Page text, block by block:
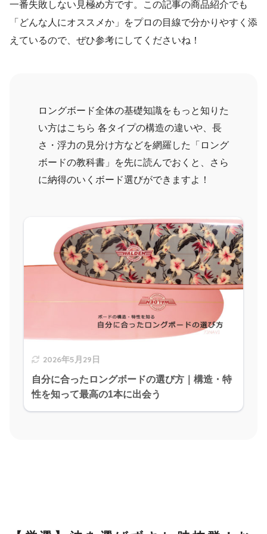
一番失敗しない見極め方です。この記事の商品紹介でも
「どんな人にオススメか」をプロの目線で分かりやすく添
えているので、ぜひ参考にしてくださいね！
ロングボード全体の基礎知識をもっと知りた
い方はこちら 各タイプの構造の違いや、長
さ・浮力の見分け方などを網羅した「ロング
ボードの教科書」を先に読んでおくと、さら
に納得のいくボード選びができますよ！
2026年5月29日
自分に合ったロングボードの選び方｜構造・特
性を知って最高の1本に出会う